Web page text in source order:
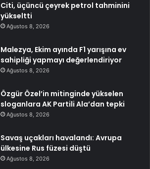
Citi, üçüncü çeyrek petrol tahminini
yükseltti
Ağustos 8, 2026
Malezya, Ekim ayında F1 yarışına ev
sahipliği yapmayı değerlendiriyor
Ağustos 8, 2026
Özgür Özel’in mitinginde yükselen
sloganlara AK Partili Ala’dan tepki
Ağustos 8, 2026
Savaş uçakları havalandı: Avrupa
ülkesine Rus füzesi düştü
Ağustos 8, 2026